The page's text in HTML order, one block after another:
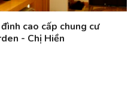
cao cấp chung cư
- Chị Hiền